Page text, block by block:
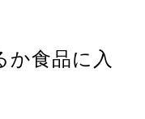
か食品に入